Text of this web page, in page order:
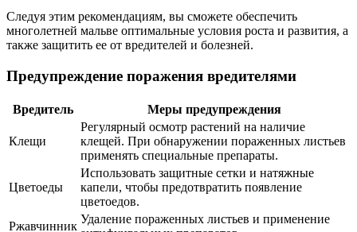
Следуя этим рекомендациям, вы сможете обеспечить
многолетней мальве оптимальные условия роста и развития, а
также защитить ее от вредителей и болезней.
Предупреждение поражения вредителями
Вредитель Меры предупреждения
Клещи
Регулярный осмотр растений на наличие
клещей. При обнаружении пораженных листьев
применять специальные препараты.
Цветоеды
Использовать защитные сетки и натяжные
капели, чтобы предотвратить появление
цветоедов.
Ржавчинник
Удаление пораженных листьев и применение